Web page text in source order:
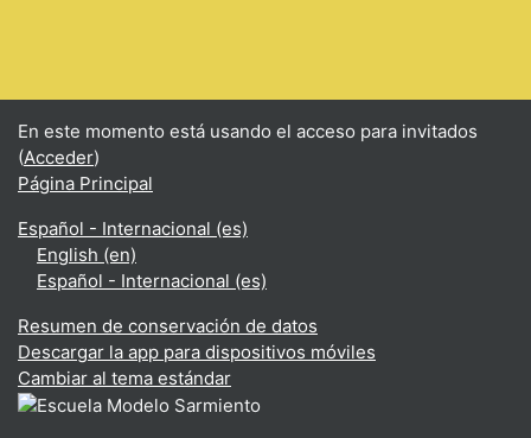
En este momento está usando el acceso para invitados
(Acceder)
Página Principal
Español - Internacional ‎(es)‎
English ‎(en)‎
Español - Internacional ‎(es)‎
Resumen de conservación de datos
Descargar la app para dispositivos móviles
Cambiar al tema estándar